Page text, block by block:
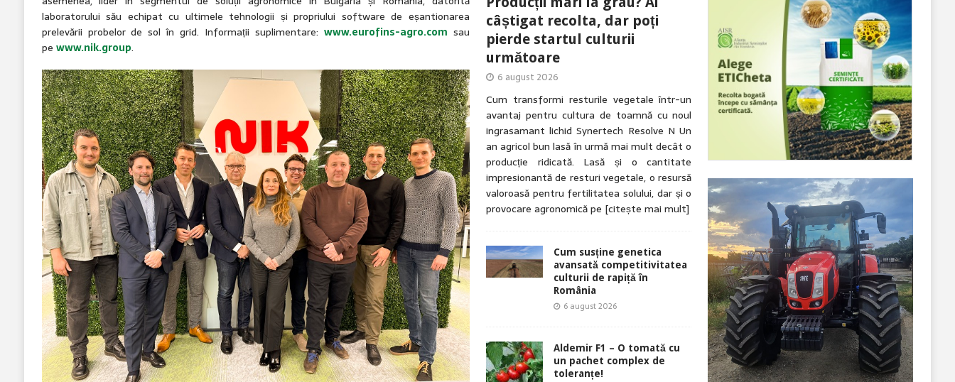
laboratorului său echipat cu ultimele tehnologii și propriului software de eșantionarea
prelevării probelor de sol în grid. Informații suplimentare: www.eurofins-agro.com sau
pe www.nik.group.
câștigat recolta, dar poți
pierde startul culturii
următoare
6 august 2026
Cum transformi resturile vegetale într-un
avantaj pentru cultura de toamnă cu noul
ingrasamant lichid Synertech Resolve N Un
an agricol bun lasă în urmă mai mult decât o
producție ridicată. Lasă și o cantitate
impresionantă de resturi vegetale, o resursă
valoroasă pentru fertilitatea solului, dar și o
provocare agronomică pe [citește mai mult]
Cum susține genetica
avansată competitivitatea
culturii de rapiță în
România
6 august 2026
Aldemir F1 – O tomată cu
un pachet complex de
toleranțe!